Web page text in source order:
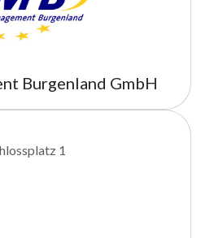
Burgenland GmbH
1